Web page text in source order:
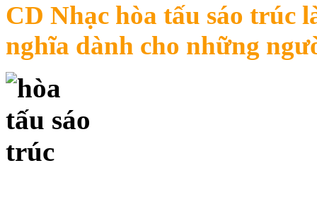
CD Nhạc hòa tấu sáo trúc
nghĩa dành cho những